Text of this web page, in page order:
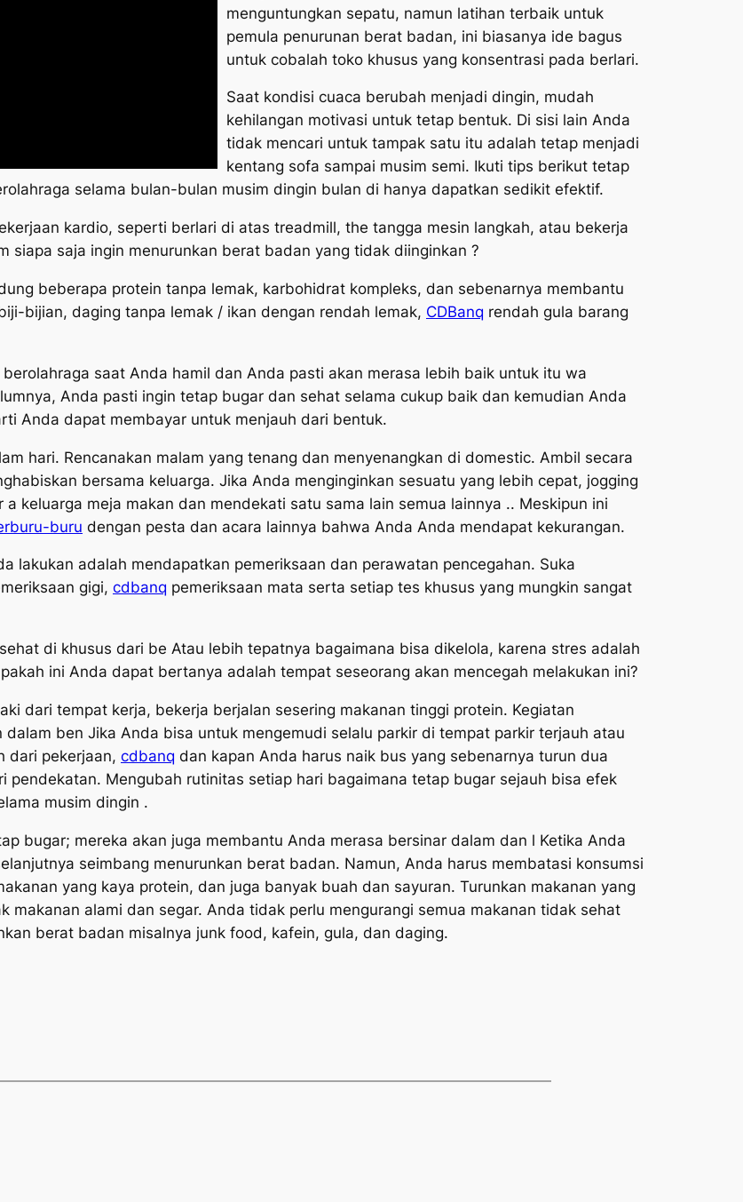
menguntungkan sepatu, namun latihan terbaik untuk
pemula penurunan berat badan, ini biasanya ide bagus
untuk cobalah toko khusus yang konsentrasi pada berlari.
Saat kondisi cuaca berubah menjadi dingin, mudah
kehilangan motivasi untuk tetap bentuk. Di sisi lain Anda
tidak mencari untuk tampak satu itu adalah tetap menjadi
kentang sofa sampai musim semi. Ikuti tips berikut tetap
selama bulan-bulan musim dingin bulan di hanya dapatkan sedikit efektif.
kardio, seperti berlari di atas treadmill, the tangga mesin langkah, atau bekerja
siapa saja ingin menurunkan berat badan yang tidak diinginkan ?
beberapa protein tanpa lemak, karbohidrat kompleks, dan sebenarnya membantu
bijian, daging tanpa lemak / ikan dengan rendah lemak, CDBanq rendah gula barang
saat Anda hamil dan Anda pasti akan merasa lebih baik untuk itu wa
Anda pasti ingin tetap bugar dan sehat selama cukup baik dan kemudian Anda
Anda dapat membayar untuk menjauh dari bentuk.
hari. Rencanakan malam yang tenang dan menyenangkan di domestic. Ambil secara
bersama keluarga. Jika Anda menginginkan sesuatu yang lebih cepat, jogging
keluarga meja makan dan mendekati satu sama lain semua lainnya .. Meskipun ini
buru dengan pesta dan acara lainnya bahwa Anda Anda mendapat kekurangan.
lakukan adalah mendapatkan pemeriksaan dan perawatan pencegahan. Suka
gigi, cdbanq pemeriksaan mata serta setiap tes khusus yang mungkin sangat
di khusus dari be Atau lebih tepatnya bagaimana bisa dikelola, karena stres adalah
ini Anda dapat bertanya adalah tempat seseorang akan mencegah melakukan ini?
dari tempat kerja, bekerja berjalan sesering makanan tinggi protein. Kegiatan
ben Jika Anda bisa untuk mengemudi selalu parkir di tempat parkir terjauh atau
dari pekerjaan, cdbanq dan kapan Anda harus naik bus yang sebenarnya turun dua
Mengubah rutinitas setiap hari bagaimana tetap bugar sejauh bisa efek
musim dingin .
bugar; mereka akan juga membantu Anda merasa bersinar dalam dan l Ketika Anda
seimbang menurunkan berat badan. Namun, Anda harus membatasi konsumsi
yang kaya protein, dan juga banyak buah dan sayuran. Turunkan makanan yang
makanan alami dan segar. Anda tidak perlu mengurangi semua makanan tidak sehat
berat badan misalnya junk food, kafein, gula, dan daging.